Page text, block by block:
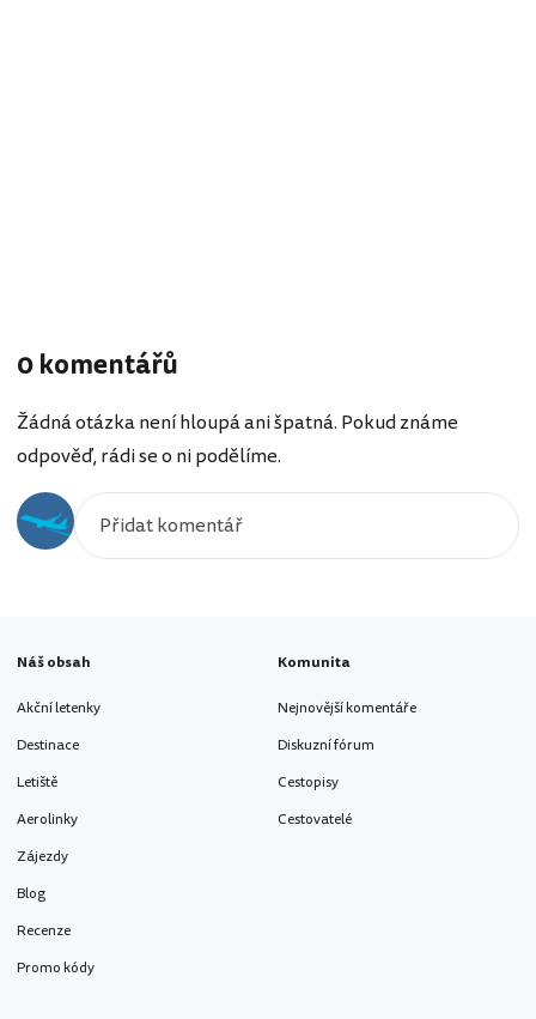
0 komentářů
Žádná otázka není hloupá ani špatná. Pokud známe
odpověď, rádi se o ni podělíme.
Náš obsah
Akční letenky
Destinace
Letiště
Aerolinky
Zájezdy
Blog
Recenze
Promo kódy
Komunita
Nejnovější komentáře
Diskuzní fórum
Cestopisy
Cestovatelé